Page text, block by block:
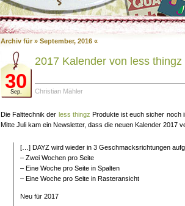
Archiv für » September, 2016 «
30
Sep.
2017 Kalender von less thingz
Christian Mähler
Die Falttechnik der less thingz Produkte ist euch sicher noch
Mitte Juli kam ein Newsletter, dass die neuen Kalender 2017
[…] DAYZ wird wieder in 3 Geschmacksrichtungen
– Zwei Wochen pro Seite
– Eine Woche pro Seite in Spalten
– Eine Woche pro Seite in Rasteransicht
Neu für 2017